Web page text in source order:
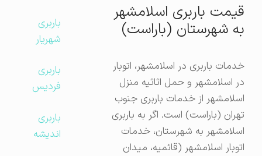
قیمت باربری اسلامشهر
به شهرستان (باراست)
خدمات باربری در اسلامشهر، اتوبار
در اسلامشهر و حمل اثاثیه منزل
اسلامشهر از خدمات باربری جنوب
تهران (باراست) است. اگر به باربری
اسلامشهر به شهرستان، خدمات
اتوبار اسلامشهر (قائمیه، میدان
باربری
شهریار
باربری
فردیس
باربری
اندیشه